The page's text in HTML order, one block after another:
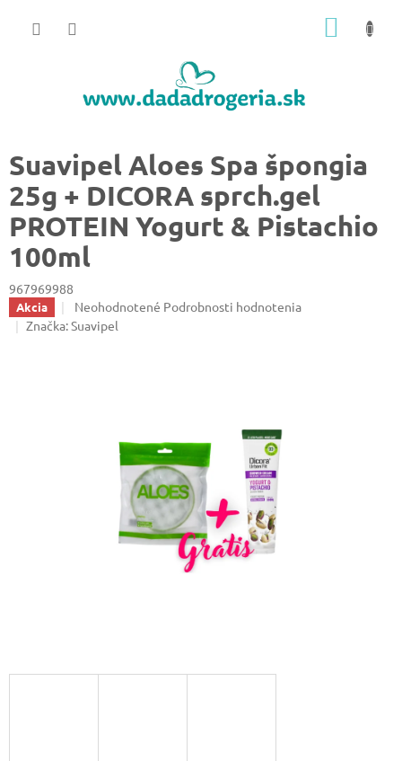
Suavipel Aloes Spa špongia
25g + DICORA sprch.gel
PROTEIN Yogurt & Pistachio
100ml
967969988
Akcia
Priemerné
hodnotenie
Neohodnotené Podrobnosti hodnotenia
Značka:Suavipel